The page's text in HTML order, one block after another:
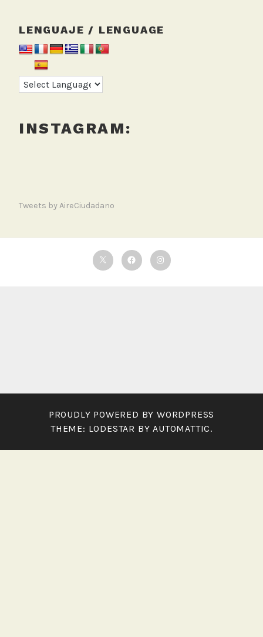
LENGUAJE / LENGUAGE
INSTAGRAM:
Tweets by AireCiudadano
TwitterFacebookInstagram
PROUDLY POWERED BY WORDPRESS
THEME: LODESTAR BYAUTOMATTIC.